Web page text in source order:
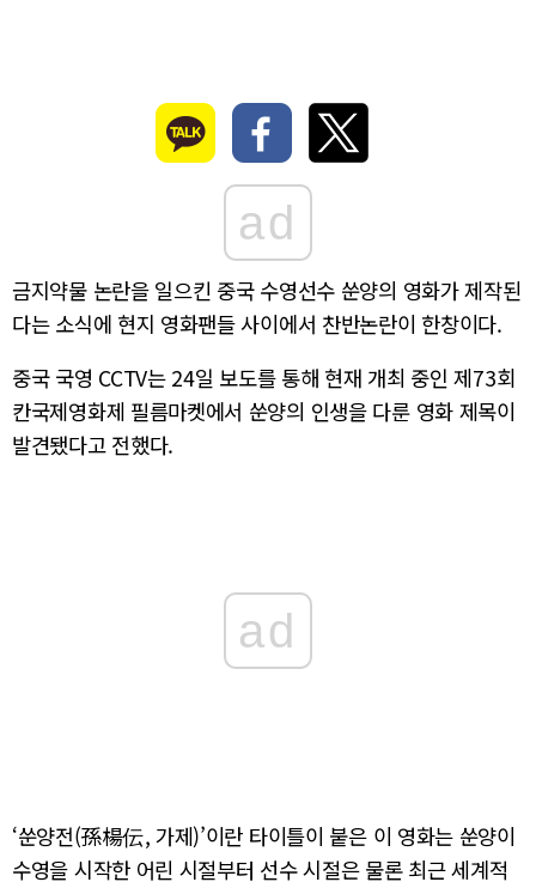
ad
금지약물 논란을 일으킨 중국 수영선수 쑨양의 영화가 제작된
다는 소식에 현지 영화팬들 사이에서 찬반논란이 한창이다.
중국 국영 CCTV는 24일 보도를 통해 현재 개최 중인 제73회
칸국제영화제 필름마켓에서 쑨양의 인생을 다룬 영화 제목이
발견됐다고 전했다.
ad
‘쑨양전(孫楊伝, 가제)’이란 타이틀이 붙은 이 영화는 쑨양이
수영을 시작한 어린 시절부터 선수 시절은 물론 최근 세계적